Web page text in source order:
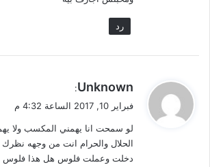
رد
ي
ل
Unknown
:
فبراير 10, 2017 الساعة 4:32 م
لو سمحت انا يهمني المكسب ولا
الحلال والحرام انت من وجهه نظرك
دخلت وعملت فلوس هل هذا فلوس